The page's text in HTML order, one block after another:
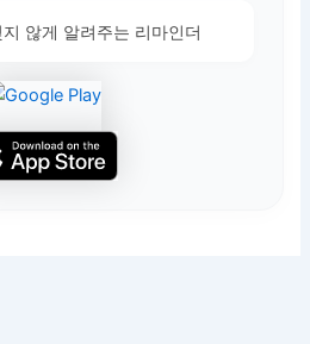
않게 알려주는 리마인더